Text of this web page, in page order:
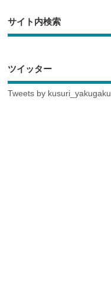
サイト内検索
ツイッター
Tweets by kusuri_yakugaku